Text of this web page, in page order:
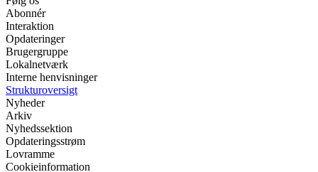
Abonnér
Interaktion
Opdateringer
Brugergruppe
Lokalnetværk
Interne henvisninger
Strukturoversigt
Nyheder
Arkiv
Nyhedssektion
Opdateringsstrøm
Lovramme
Cookieinformation